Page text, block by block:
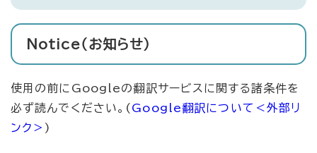
Notice（お知らせ）
使用の前にGoogleの翻訳サービスに関する諸条件を
必ず読んでください。( Google翻訳について ＜外部リ
ンク＞ )